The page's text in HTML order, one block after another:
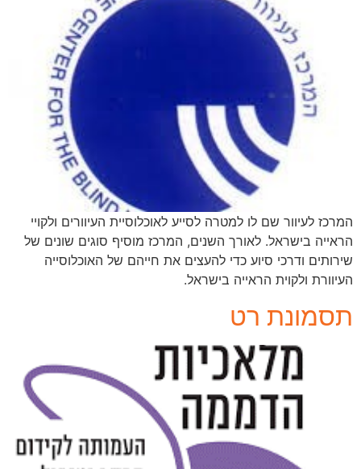
המרכז לעיוור שם לו למטרה לסייע לאוכלוסיית העיוורים ולקויי
הראייה בישראל. לאורך השנים, המרכז מוסיף סוגים שונים של
שירותים ודרכי סיוע כדי להעצים את חייהם של האוכלוסייה
העיוורת ולקוית הראייה בישראל.
תסמונת רט